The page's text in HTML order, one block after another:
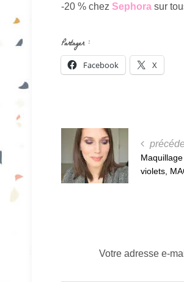
-20 % chez Sephora sur
Partager :
Facebook X
violets,
Votre adresse e-